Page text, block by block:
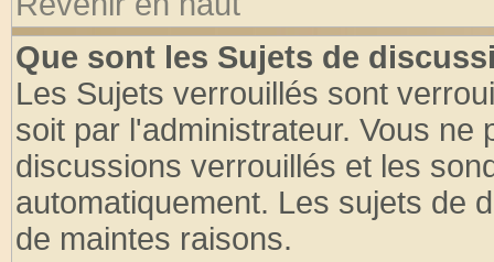
Que sont les Sujets de
Les Sujets verrouillés sont
soit par l'administrateur. Vous
discussions verrouillés et les
automatiquement. Les sujets de
de maintes raisons.